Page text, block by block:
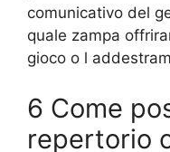
comunicativo del
quale zampa
gioco o l
6 Come
repertorio